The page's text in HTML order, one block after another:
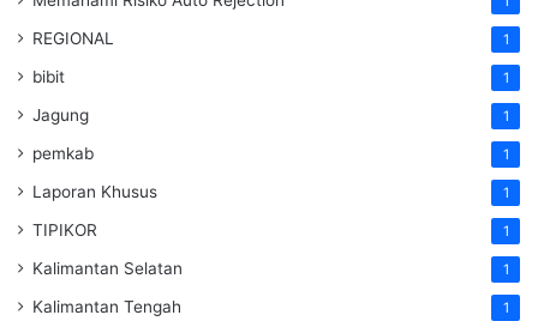
REGIONAL 1
bibit 1
Jagung 1
pemkab 1
Laporan Khusus 1
TIPIKOR 1
Kalimantan Selatan 1
Kalimantan Tengah 1